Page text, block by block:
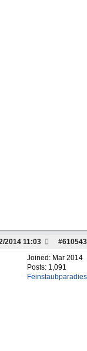
#610543
2014 11:03
Joined: Mar 2014
Posts: 1,091
Feinstaubparadies